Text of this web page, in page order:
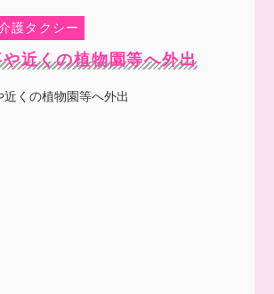
護タクシー
近くの植物園等へ外出